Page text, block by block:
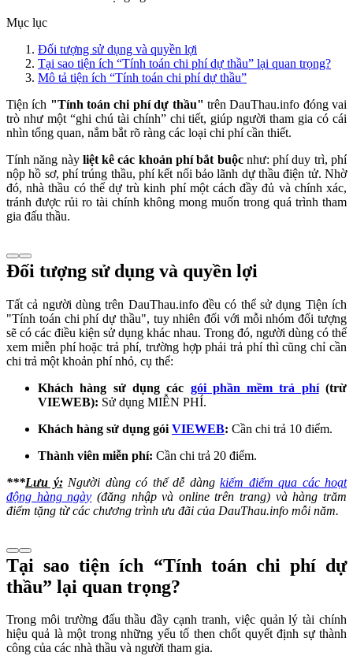
Mục lục
Đối tượng sử dụng và quyền lợi
Tại sao tiện ích “Tính toán chi phí dự thầu” lại quan trọng?
Mô tả tiện ích “Tính toán chi phí dự thầu”
Tiện ích "Tính toán chi phí dự thầu" trên DauThau.info đóng vai
trò như một “ghi chú tài chính” chi tiết, giúp người tham gia có cái
nhìn tổng quan, nắm bắt rõ ràng các loại chi phí cần thiết.
Tính năng này liệt kê các khoản phí bắt buộc như: phí duy trì, phí
nộp hồ sơ, phí trúng thầu, phí kết nối bảo lãnh dự thầu điện tử. Nhờ
đó, nhà thầu có thể dự trù kinh phí một cách đầy đủ và chính xác,
tránh được rủi ro tài chính không mong muốn trong quá trình tham
gia đấu thầu.
Đối tượng sử dụng và quyền lợi
Tất cả người dùng trên DauThau.info đều có thể sử dụng Tiện ích
"Tính toán chi phí dự thầu", tuy nhiên đối với mỗi nhóm đối tượng
sẽ có các điều kiện sử dụng khác nhau. Trong đó, người dùng có thể
xem miễn phí hoặc trả phí, trường hợp phải trả phí thì cũng chỉ cần
chi trả một khoản phí nhỏ, cụ thể:
Khách hàng sử dụng các gói phần mềm trả phí(trừ
VIEWEB): Sử dụng MIỄN PHÍ.
Khách hàng sử dụng gói VIEWEB: Cần chi trả 10 điểm.
Thành viên miễn phí: Cần chi trả 20 điểm.
***Lưu ý:Người dùng có thể dễ dàng kiếm điểm qua các hoạt
động hàng ngày (đăng nhập và online trên trang) và hàng trăm
điểm tặng từ các chương trình ưu đãi của DauThau.info mỗi năm.
Tại sao tiện ích “Tính toán chi phí dự
thầu” lại quan trọng?
Trong môi trường đấu thầu đầy cạnh tranh, việc quản lý tài chính
hiệu quả là một trong những yếu tố then chốt quyết định sự thành
công của các nhà thầu và người tham gia.